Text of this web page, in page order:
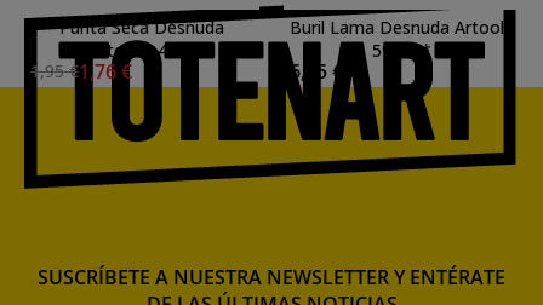
Punta Seca Desnuda
Artools, 43N.
1,95 €1,76 €
Buril Lama Desnuda Artools
59/1 **
6,95 €
SUSCRÍBETE A NUESTRA NEWSLETTER Y ENTÉRATE